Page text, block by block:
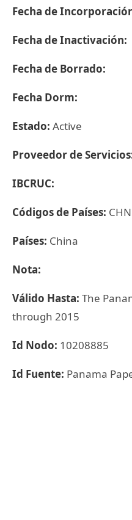
Fecha de
Fecha de Inactivación:
Fecha de Borrado:
Fecha Dorm:
Estado: Active
Proveedor de
IBCRUC:
Códigos de Países: CHN
Países: China
Nota:
Válido Hasta: The
through 2015
Id Nodo: 10208885
Id Fuente: Panama